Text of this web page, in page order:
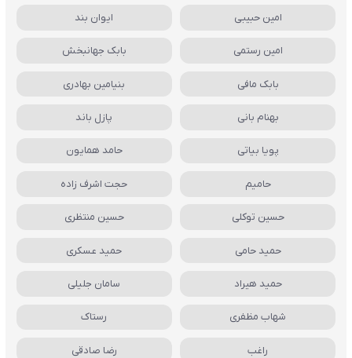
امین حبیبی ایوان بند
امین رستمی بابک جهانبخش
بابک مافی بنیامین بهادری
بهنام بانی پازل باند
پویا بیاتی حامد همایون
حامیم حجت اشرف زاده
حسین توکلی حسین منتظری
حمید حامی حمید عسکری
حمید هیراد سامان جلیلی
شهاب مظفری رستاک
راغب رضا صادقی